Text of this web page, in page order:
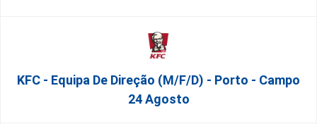
KFC - Equipa De Direção (m/f/d) - Porto - Campo
24 Agosto